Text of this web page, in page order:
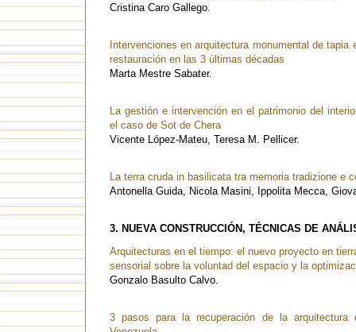
Cristina Caro Gallego.
Intervenciones en arquitectura monumental de tapia
restauración en las 3 últimas décadas
Marta Mestre Sabater.
La gestión e intervención en el patrimonio del
el caso de Sot de Chera
Vicente López-Mateu, Teresa M. Pellicer.
La terra cruda in basilicata tra memoria tradizione e
Antonella Guida, Nicola Masini, Ippolita Mecca,
3. NUEVA CONSTRUCCIÓN, TÉCNICAS DE
Arquitecturas en el tiempo: el nuevo proyecto en
sensorial sobre la voluntad del espacio y la
Gonzalo Basulto Calvo.
3 pasos para la recuperación de la